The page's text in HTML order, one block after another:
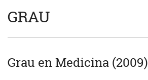
GRAU
Grau en Medicina (2009)